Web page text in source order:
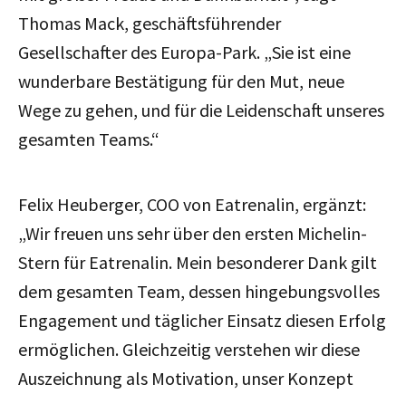
Thomas Mack, geschäftsführender
Gesellschafter des Europa-Park. „Sie ist eine
wunderbare Bestätigung für den Mut, neue
Wege zu gehen, und für die Leidenschaft unseres
gesamten Teams.“
Felix Heuberger, COO von Eatrenalin, ergänzt:
„Wir freuen uns sehr über den ersten Michelin-
Stern für Eatrenalin. Mein besonderer Dank gilt
dem gesamten Team, dessen hingebungsvolles
Engagement und täglicher Einsatz diesen Erfolg
ermöglichen. Gleichzeitig verstehen wir diese
Auszeichnung als Motivation, unser Konzept